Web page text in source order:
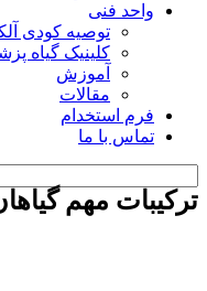
واحد فنی
توصیه کودی
کلینیک گیاه
آموزش
مقالات
فرم استخدام
تماس با ما
ترکیبات مهم